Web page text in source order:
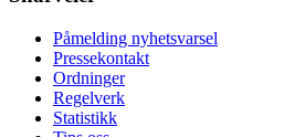
Påmelding nyhetsvarsel
Pressekontakt
Ordninger
Regelverk
Statistikk